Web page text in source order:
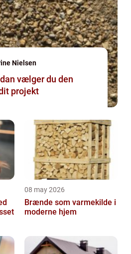
Nielsen
vælger du den
projekt
08 may 2026
Brænde som varmekilde i
moderne hjem